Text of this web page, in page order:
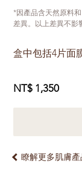
*因產品含天然原料
差異。以上差異不影
盒中包括4片面
NT$ 1,350
瞭解更多肌膚產